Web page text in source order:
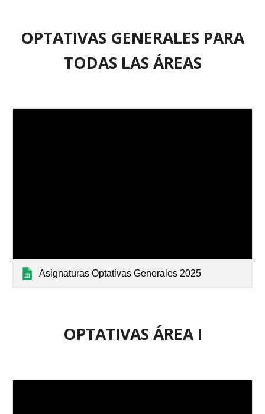
OPTATIVAS GENERALES PARA
TODAS LAS ÁREAS
Asignaturas Optativas Generales 2025
OPTATIVAS ÁREAI